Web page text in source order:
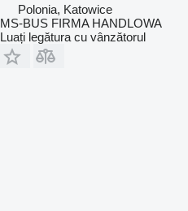
Polonia, Katowice
MS-BUS FIRMA HANDLOWA
Luați legătura cu vânzătorul